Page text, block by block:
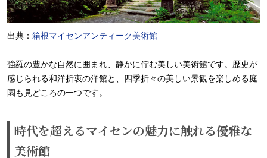
出典： 箱根マイセンアンティーク美術館
強羅の豊かな自然に囲まれ、静かに佇む美しい美術館です。歴史が
感じられる和洋折衷の洋館と、四季折々の美しい景観を楽しめる庭
園も見どころの一つです。
時代を超えるマイセンの魅力に触れる優雅な
美術館